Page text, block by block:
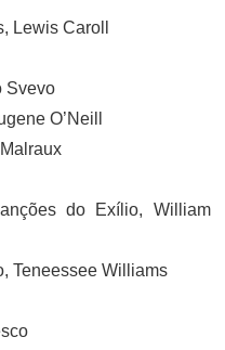
Lewis Caroll
Svevo
O’Neill
do Exílio, William
Teneessee Williams